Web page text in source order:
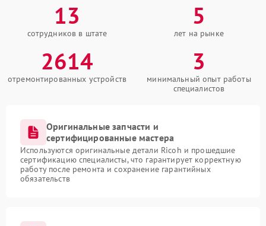
13
сотрудников в штате
5
лет на рынке
2614
отремонтированных устройств
3
минимальный опыт работы
специалистов
Оригинальные запчасти и
сертифицированные мастера
Используются оригинальные детали Ricoh и прошедшие
сертификацию специалисты, что гарантирует корректную
работу после ремонта и сохранение гарантийных
обязательств